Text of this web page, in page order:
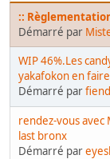
::
Démarré par
WIP 46%.Les
yakafokon en
Démarré par
rendez-vous avec
last bronx
Démarré par